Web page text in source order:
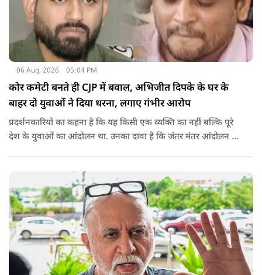
06 Aug, 2026 05:04 PM
कोर कमेटी बनते ही CJP में बवाल, अभिजीत दिपके के घर के
बाहर दो युवाओं ने दिया धरना, लगाए गंभीर आरोप
प्रदर्शनकारियों का कहना है कि यह किसी एक व्यक्ति का नहीं बल्कि पूरे
देश के युवाओं का आंदोलन था. उनका दावा है कि जंतर मंतर आंदोलन से